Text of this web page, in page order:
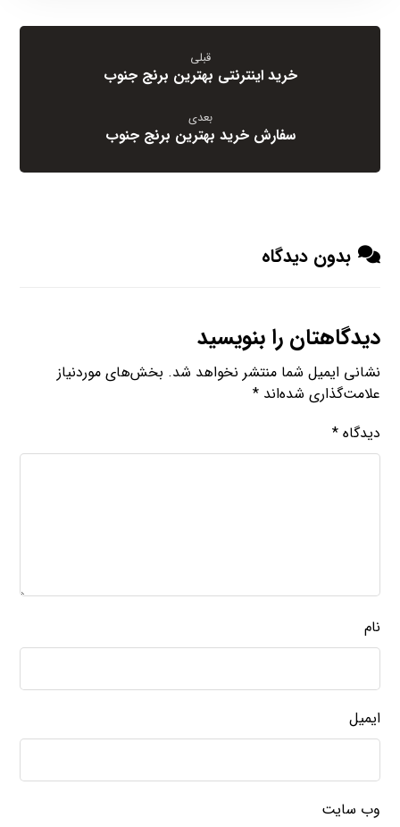
قبلی
خرید اینترنتی بهترین برنج جنوب
بعدی
سفارش خرید بهترین برنج جنوب
بدون دیدگاه
دیدگاهتان را بنویسید
نشانی ایمیل شما منتشر نخواهد شد. بخش‌های موردنیاز
علامت‌گذاری شده‌اند*
دیدگاه*
نام
ایمیل
وب‌ سایت